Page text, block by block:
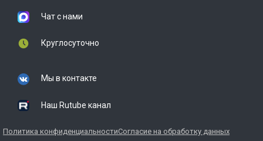
Чат с нами
Круглосуточно
Мы в контакте
Наш Rutube канал
Политика конфиденциальностиСогласие на обработку данных